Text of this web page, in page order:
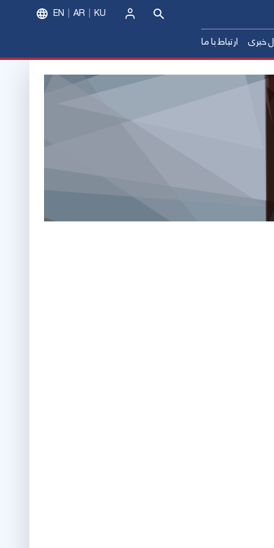
سراسر کشور(1399)
سراسر کشور(1399)
عالی(1400)
عالی(1401)
عالی(1402)
خبری ارتباط با ما
EN AR KU